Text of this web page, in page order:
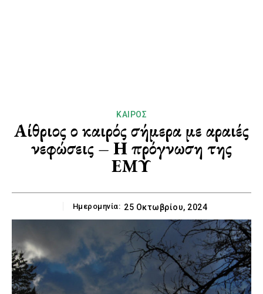
ΚΑΙΡΌΣ
Αίθριος ο καιρός σήμερα με αραιές
νεφώσεις – Η πρόγνωση της
ΕΜΥ
Ημερομηνία: 25 Οκτωβρίου, 2024